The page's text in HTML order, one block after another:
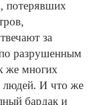
потерявших
за
разрушенным
же многих
людей. И что же
бардак и